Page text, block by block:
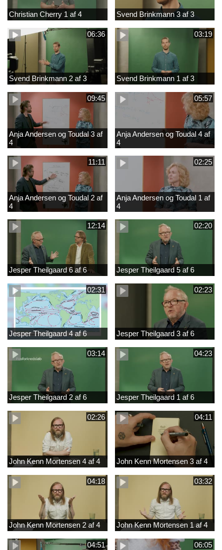
Christian Cherry 1 af 4 Svend Brinkmann 3 af 3
06:36
Svend Brinkmann 2 af 3
03:19
Svend Brinkmann 1 af 3
09:45
Anja Andersen og Toudal 3 af
4
05:57
Anja Andersen og Toudal 4 af
4
11:11
Anja Andersen og Toudal 2 af
4
02:25
Anja Andersen og Toudal 1 af
4
12:14
Jesper Theilgaard 6 af 6
02:20
Jesper Theilgaard 5 af 6
02:31
Jesper Theilgaard 4 af 6
02:23
Jesper Theilgaard 3 af 6
03:14
Jesper Theilgaard 2 af 6
04:23
Jesper Theilgaard 1 af 6
02:26
John Kenn Mortensen 4 af 4
04:11
John Kenn Mortensen 3 af 4
04:18
John Kenn Mortensen 2 af 4
03:32
John Kenn Mortensen 1 af 4
04:51 06:05